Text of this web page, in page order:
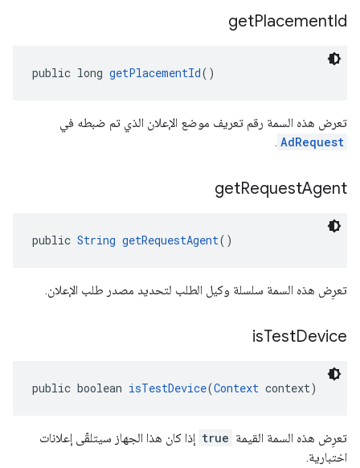
getPlacementId
public long getPlacementId()
تعرض هذه السمة رقم تعريف موضع الإعلان الذي تم ضبطه في
AdRequest
.
getRequestAgent
public String getRequestAgent()
تعرِض هذه السمة سلسلة وكيل الطلب لتحديد مصدر طلب الإعلان.
isTestDevice
public boolean isTestDevice(Context context)
تعرِض هذه السمة القيمة true إذا كان هذا الجهاز سيتلقّى إعلانات
اختبارية.